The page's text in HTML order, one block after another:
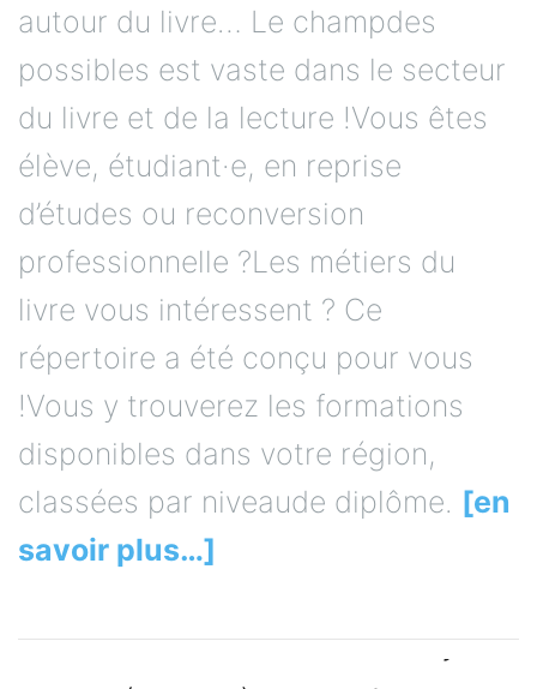
autour du livre… Le champdes
possibles est vaste dans le secteur
du livre et de la lecture !Vous êtes
élève, étudiant·e, en reprise
d’études ou reconversion
professionnelle ?Les métiers du
livre vous intéressent ? Ce
répertoire a été conçu pour vous
!Vous y trouverez les formations
disponibles dans votre région,
classées par niveaude diplôme. [en
savoir plus…]